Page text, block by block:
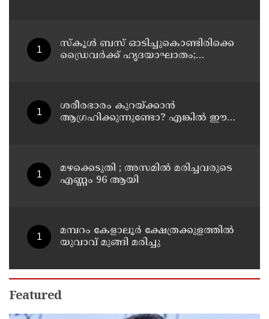
സ്കൂൾ ബസ് ഓടിച്ചുകൊണ്ടിരിക്കെ
ഡ്രൈവർക്ക് ഹൃദയാഘാതം;
ശരീരഭാരം കുറയ്ക്കാൻ
ആഗ്രഹിക്കുന്നുണ്ടോ? എങ്കിൽ ഈ
മഴക്കെടുതി ; അസമില്‍ മരിച്ചവരുടെ
എണ്ണം 96 ആയി
മമ്പറം കേളാലൂർ ക്ഷേത്രക്കുളത്തിൽ
യുവാവ് മുങ്ങി മരിച്ചു
Featured